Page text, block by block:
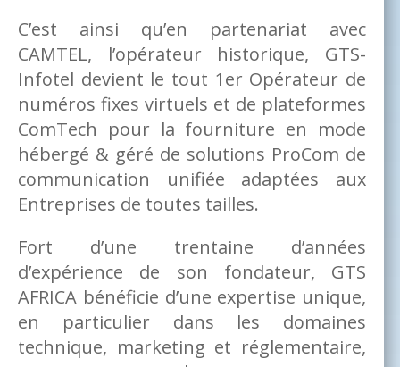
C’est ainsi qu’en partenariat avec
CAMTEL, l’opérateur historique, GTS-
Infotel devient le tout 1er Opérateur de
numéros fixes virtuels et de plateformes
ComTech pour la fourniture en mode
hébergé & géré de solutions ProCom de
communication unifiée adaptées aux
Entreprises de toutes tailles.
Fort d’une trentaine d’années
d’expérience de son fondateur, GTS
AFRICA bénéficie d’une expertise unique,
en particulier dans les domaines
technique, marketing et réglementaire,